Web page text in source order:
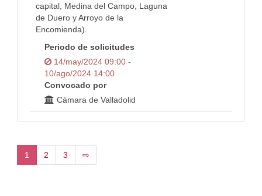
capital, Medina del Campo, Laguna
de Duero y Arroyo de la
Encomienda).
Periodo de solicitudes
14/may/2024 09:00 -
10/ago/2024 14:00
Convocado por
Cámara de Valladolid
1 2 3 ⇨